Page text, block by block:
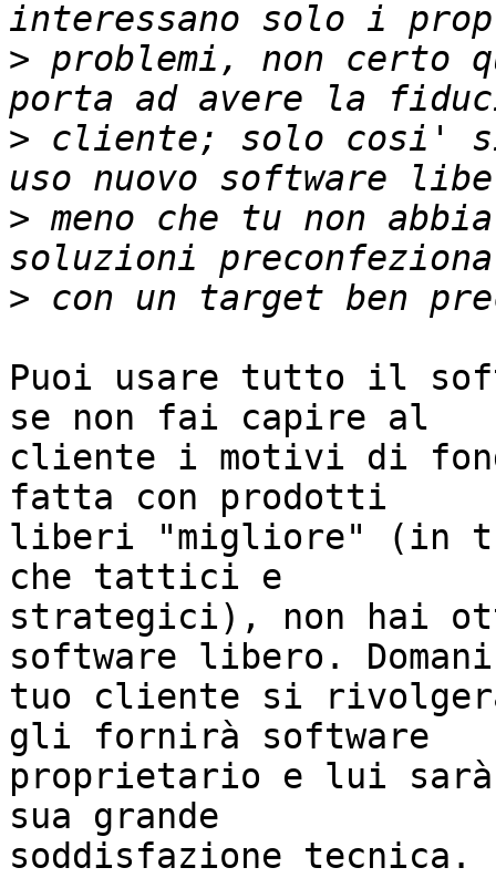
> problemi, non
> cliente; solo cosi'
> meno che tu non
>
Puoi usare tutto il
se non fai capire al
cliente i motivi di
fatta con prodotti
liberi "migliore" (in
che tattici e
strategici), non hai
software libero.
tuo cliente si
gli fornirà software
proprietario e lui
sua grande
soddisfazione tecnica.